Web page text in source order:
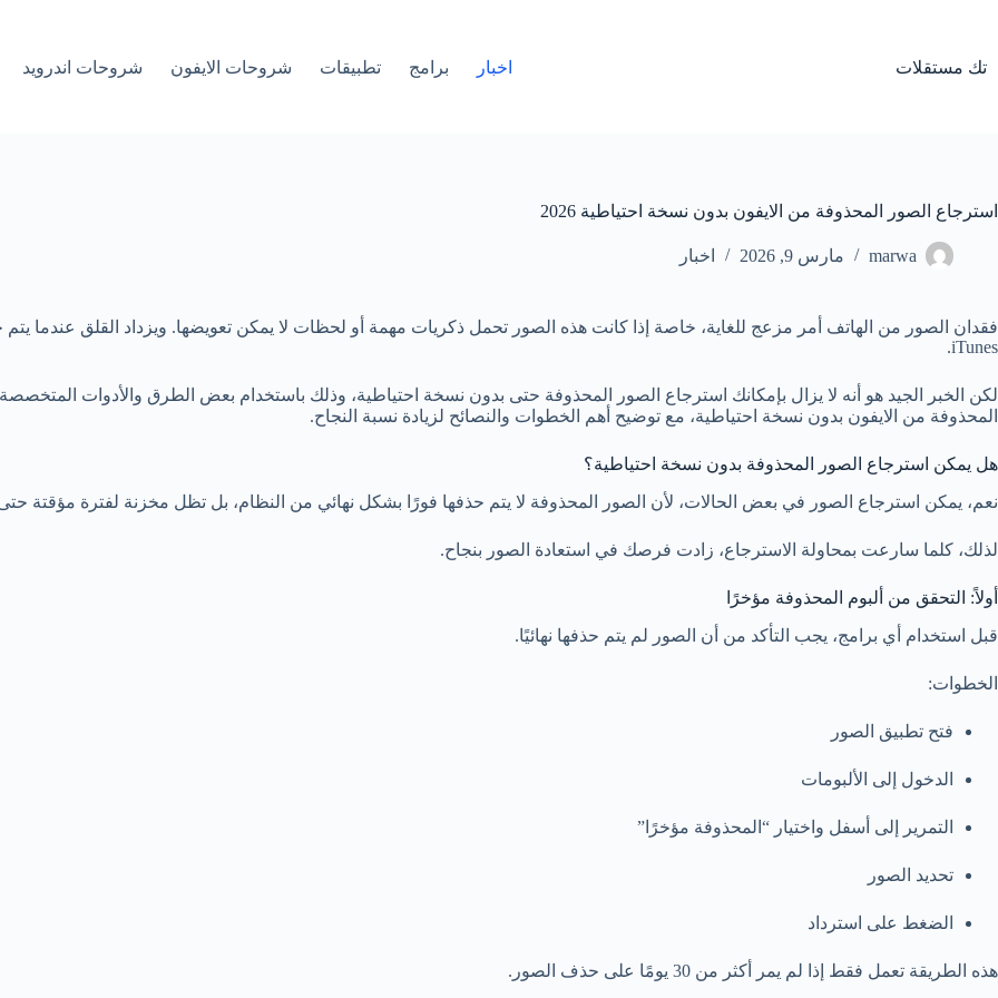
تك مستقلات اخبار برامج تطبيقات شروحات الايفون شروحات اندرويد
استرجاع الصور المحذوفة من الايفون بدون نسخة احتياطية 2026
marwa مارس 9, 2026 اخبار
iTunes.
لكن الخبر الجيد هو أنه لا يزال بإمكانك استرجاع الصور المحذوفة حتى بدون نسخة احتياطية، وذلك باستخدام بعض الطرق والأدوات
المحذوفة من الايفون بدون نسخة احتياطية، مع توضيح أهم الخطوات والنصائح لزيادة نسبة النجاح.
هل يمكن استرجاع الصور المحذوفة بدون نسخة احتياطية؟
نعم، يمكن استرجاع الصور في بعض الحالات، لأن الصور المحذوفة لا يتم حذفها فورًا بشكل نهائي من النظام، بل تظل مخزنة لفترة مؤقتة حتى
لذلك، كلما سارعت بمحاولة الاسترجاع، زادت فرصك في استعادة الصور بنجاح.
أولاً: التحقق من ألبوم المحذوفة مؤخرًا
قبل استخدام أي برامج، يجب التأكد من أن الصور لم يتم حذفها نهائيًا.
الخطوات:
فتح تطبيق الصور
الدخول إلى الألبومات
التمرير إلى أسفل واختيار “المحذوفة مؤخرًا”
تحديد الصور
الضغط على استرداد
هذه الطريقة تعمل فقط إذا لم يمر أكثر من 30 يومًا على حذف الصور.